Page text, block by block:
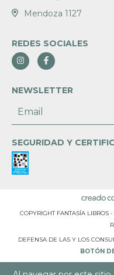
Mendoza 1127
REDES SOCIALES
NEWSLETTER
SEGURIDAD Y
COPYRIGHT FANTASÍA LIBROS
DEFENSA DE LAS Y LOS
BOTÓN